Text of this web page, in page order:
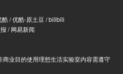
酷/优酷-原土豆 /bilibili
/网易新闻
业目的使用理想生活实验室内容需遵守